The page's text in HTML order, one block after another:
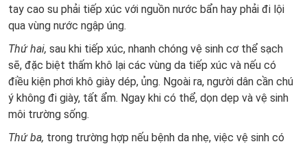
tay cao su phải tiếp xúc với nguồn nước bẩn hay phải đi lội
qua vùng nước ngập úng.
Thứ hai, sau khi tiếp xúc, nhanh chóng vệ sinh cơ thể sạch
sẽ, đặc biệt thấm khô lại các vùng da tiếp xúc và nếu có
điều kiện phơi khô giày dép, ủng. Ngoài ra, người dân cần chú
ý không đi giày, tất ẩm. Ngay khi có thể, dọn dẹp và vệ sinh
môi trường sống.
Thứ ba, trong trường hợp nếu bệnh da nhẹ, việc vệ sinh có